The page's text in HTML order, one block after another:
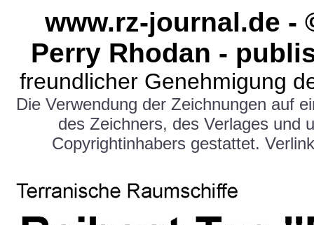
www.rz-journal.de -
Perry Rhodan -
freundlicher Genehmigung
Die Verwendung der Zeichnungen auf
des Zeichners, des Verlages und
Copyrightinhabers gestattet.